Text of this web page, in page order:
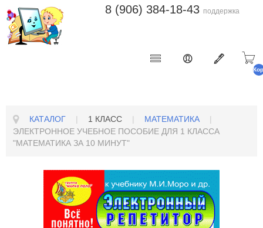
8 (906) 384-18-43 поддержка
КАТАЛОГ | 1 КЛАСС | МАТЕМАТИКА
|
ЭЛЕКТРОННОЕ УЧЕБНОЕ ПОСОБИЕ ДЛЯ 1 КЛАССА
"МАТЕМАТИКА ЗА 10 МИНУТ"